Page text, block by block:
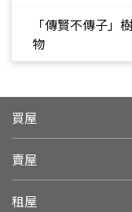
「傳賢不傳子
物
買屋
賣屋
租屋